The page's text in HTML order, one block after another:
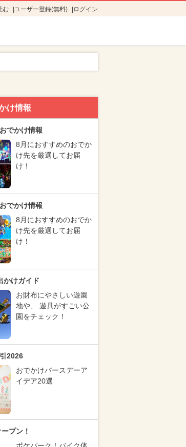
む ユーザー登録(無料) ログイン
け情報
でかけ情報
8月におすすめのおでか
け先を厳選してお届
け！
でかけ情報
8月におすすめのおでか
け先を厳選してお届
け！
かけガイド
お財布にやさしい遊園
地や、 遊具がすごい公
園をチェック！
2026
おでかけバースデーア
イデア20選
プン！